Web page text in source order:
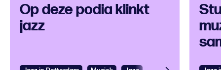
Op deze podia klinkt
jazz